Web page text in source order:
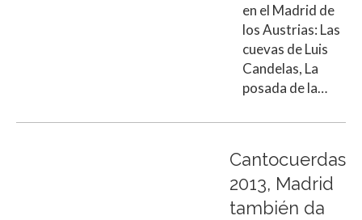
en el Madrid de
los Austrias: Las
cuevas de Luis
Candelas, La
posada de la…
Cantocuerdas
2013, Madrid
también da